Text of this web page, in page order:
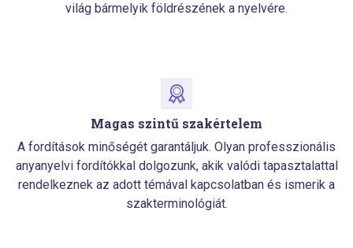
világ bármelyik földrészének a nyelvére.
Magas szintű szakértelem
A fordítások minőségét garantáljuk. Olyan professzionális
anyanyelvi fordítókkal dolgozunk, akik valódi tapasztalattal
rendelkeznek az adott témával kapcsolatban és ismerik a
szakterminológiát.